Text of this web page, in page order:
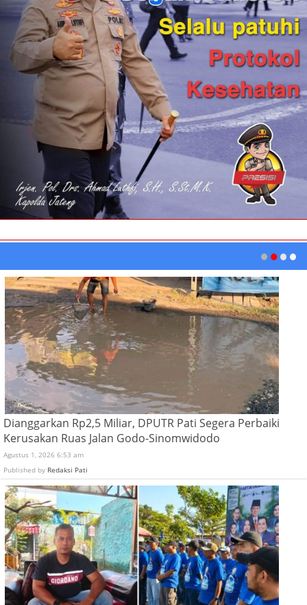
Dianggarkan Rp2,5 Miliar, DPUTR Pati Segera Perbaiki
Kerusakan Ruas Jalan Godo-Sinomwidodo
Agustus 1, 2026 6:53 am
Published by Redaksi Pati